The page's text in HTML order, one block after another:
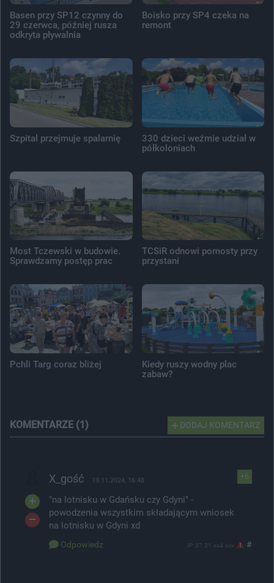
Basen przy SP12 czynny do
29 czerwca, później rusza
odkryta pływalnia
Boisko przy SP4 czeka na
remont
Szpital przejmuje spalarnię
330 dzieci weźmie udział w
półkoloniach
Most Tczewski w budowie.
Sprawdzamy postęp prac
TCSiR odnowi pomosty przy
przystani
Pchli Targ coraz bliżej
Kiedy ruszy wodny plac
zabaw?
KOMENTARZE (1) DODAJ KOMENTARZ
+6
X_gość 19.11.2024, 16:48
"na lotnisku w Gdańsku czy Gdyni" -
powodzenia wszystkim składającym wniosek
na lotnisku w Gdyni xd
Odpowiedz IP: 37.31.xx4.xxx #